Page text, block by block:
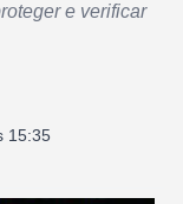
e verificar
15:35